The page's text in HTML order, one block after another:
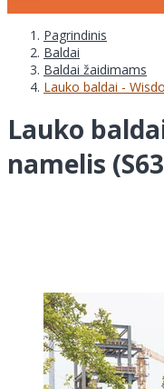
Pagrindinis
Baldai
Baldai žaidimams
Lauko baldai -
Lauko
namelis